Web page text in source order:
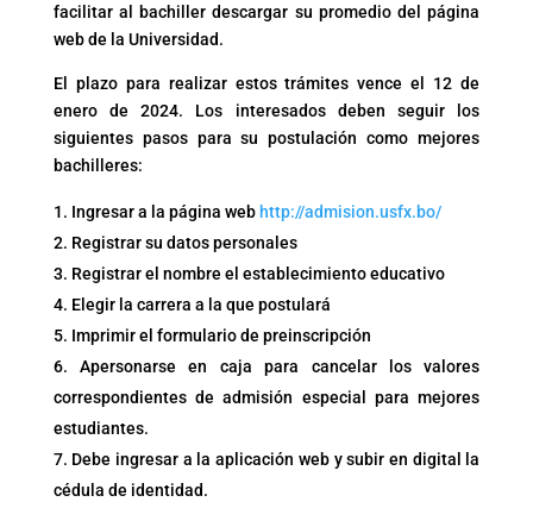
facilitar al bachiller descargar su promedio del página
web de la Universidad.
El plazo para realizar estos trámites vence el 12 de
enero de 2024. Los interesados deben seguir los
siguientes pasos para su postulación como mejores
bachilleres:
Ingresar a la página web http://admision.usfx.bo/
Registrar su datos personales
Registrar el nombre el establecimiento educativo
Elegir la carrera a la que postulará
Imprimir el formulario de preinscripción
Apersonarse en caja para cancelar los valores
correspondientes de admisión especial para mejores
estudiantes.
Debe ingresar a la aplicación web y subir en digital la
cédula de identidad.